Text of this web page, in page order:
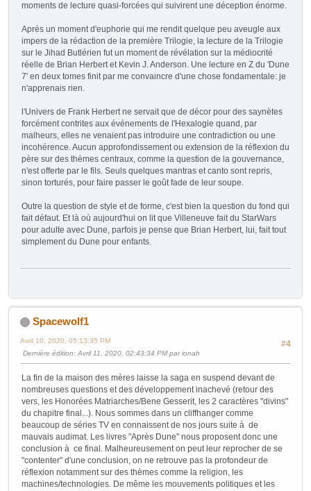
moments de lecture quasi-forcées qui suivirent une déception énorme.
Après un moment d'euphorie qui me rendit quelque peu aveugle aux
impers de la rédaction de la première Trilogie, la lecture de la Trilogie
sur le Jihad Butlérien fut un moment de révélation sur la médiocrité
réelle de Brian Herbert et Kevin J. Anderson. Une lecture en Z du 'Dune
7' en deux tomes finit par me convaincre d'une chose fondamentale: je
n'apprenais rien.
l'Univers de Frank Herbert ne servait que de décor pour des saynètes
forcément contrites aux événements de l'Hexalogie quand, par
malheurs, elles ne venaient pas introduire une contradiction ou une
incohérence. Aucun approfondissement ou extension de la réflexion du
père sur des thèmes centraux, comme la question de la gouvernance,
n'est offerte par le fils. Seuls quelques mantras et canto sont repris,
sinon torturés, pour faire passer le goût fade de leur soupe.
Outre la question de style et de forme, c'est bien la question du fond qui
fait défaut. Et là où aujourd'hui on lit que Villeneuve fait du StarWars
pour adulte avec Dune, parfois je pense que Brian Herbert, lui, fait tout
simplement du Dune pour enfants.
Spacewolf1
#4
Avril 10, 2020, 05:13:35 PM
Dernière édition: Avril 11, 2020, 02:43:34 PM par ionah
La fin de la maison des mères laisse la saga en suspend devant de
nombreuses questions et des développement inachevé (retour des
vers, les Honorées Matriarches/Bene Gesserit, les 2 caractères "divins"
du chapitre final...). Nous sommes dans un cliffhanger comme
beaucoup de séries TV en connaissent de nos jours suite à de
mauvais audimat. Les livres "Après Dune" nous proposent donc une
conclusion à ce final. Malheureusement on peut leur reprocher de se
"contenter" d'une conclusion, on ne retrouve pas la profondeur de
réflexion notamment sur des thèmes comme la religion, les
machines/technologies. De même les mouvements politiques et les